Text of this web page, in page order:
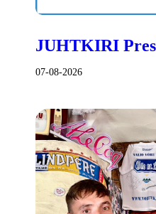
JUHTKIRI
07-08-2026